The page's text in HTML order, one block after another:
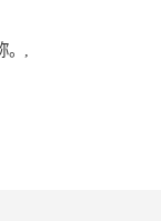
。,